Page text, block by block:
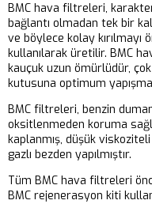
BMC hava filtreleri,
bağlantı olmadan tek bir
ve böylece kolay kırılmayı
kullanılarak üretilir. BMC
kauçuk uzun ömürlüdür,
kutusuna optimum
BMC filtreleri, benzin
oksitlenmeden koruma
kaplanmış, düşük
gazlı bezden yapılmıştır.
Tüm BMC hava filtreleri
BMC rejenerasyon kiti